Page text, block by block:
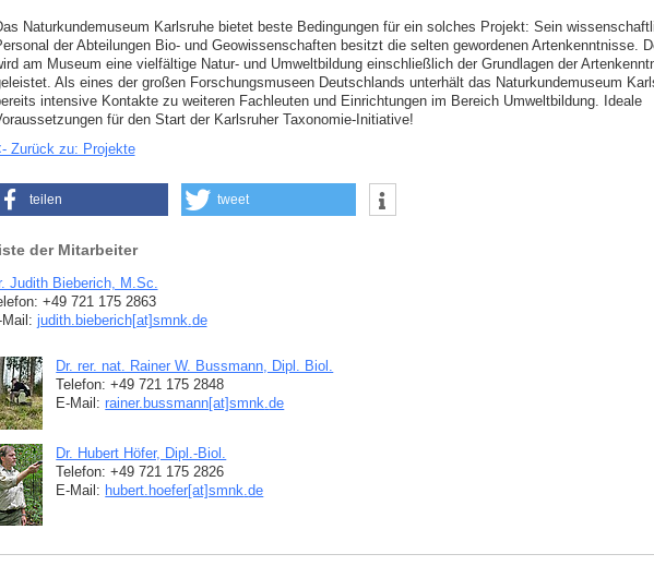
Naturkundemuseum Karlsruhe bietet beste Bedingungen für ein solches Projekt: Sein
der Abteilungen Bio- und Geowissenschaften besitzt die selten gewordenen Artenkenntnisse.
am Museum eine vielfältige Natur- und Umweltbildung einschließlich der Grundlagen der
Als eines der großen Forschungsmuseen Deutschlands unterhält das Naturkundemuseum
intensive Kontakte zu weiteren Fachleuten und Einrichtungen im Bereich Umweltbildung. Ideale
für den Start der Karlsruher Taxonomie-Initiative!
Zurück zu: Projekte
teilen tweet
der Mitarbeiter
Judith Bieberich, M.Sc.
+49 721 175 2863
Mail: judith.bieberich[at]smnk de
Dr. rer. nat. Rainer W. Bussmann, Dipl. Biol.
Telefon: +49 721 175 2848
E-Mail:rainer.bussmann[at]smnk.de
Dr. Hubert Höfer, Dipl.-Biol.
Telefon: +49 721 175 2826
E-Mail: hubert.hoefer[at]smnk.de